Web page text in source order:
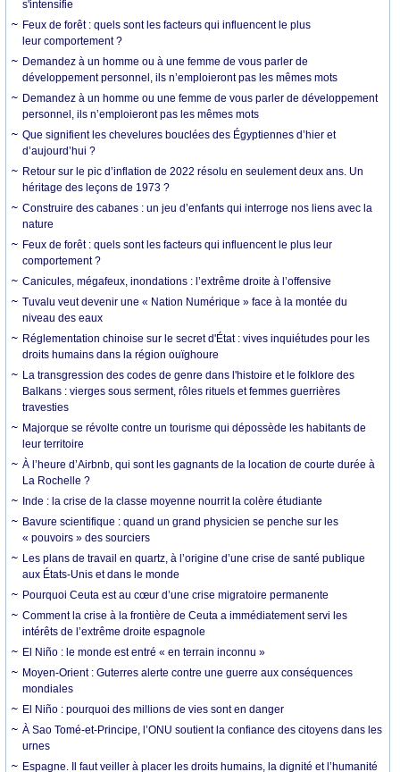
s'intensifie
Feux de forêt : quels sont les facteurs qui influencent le plus
leur comportement ?
Demandez à un homme ou à une femme de vous parler de
développement personnel, ils n’emploieront pas les mêmes mots
Demandez à un homme ou une femme de vous parler de développement
personnel, ils n’emploieront pas les mêmes mots
Que signifient les chevelures bouclées des Égyptiennes d’hier et
d’aujourd’hui ?
Retour sur le pic d’inflation de 2022 résolu en seulement deux ans. Un
héritage des leçons de 1973 ?
Construire des cabanes : un jeu d’enfants qui interroge nos liens avec la
nature
Feux de forêt : quels sont les facteurs qui influencent le plus leur
comportement ?
Canicules, mégafeux, inondations : l’extrême droite à l’offensive
Tuvalu veut devenir une « Nation Numérique » face à la montée du
niveau des eaux
Réglementation chinoise sur le secret d'État : vives inquiétudes pour les
droits humains dans la région ouïghoure
La transgression des codes de genre dans l'histoire et le folklore des
Balkans : vierges sous serment, rôles rituels et femmes guerrières
travesties
Majorque se révolte contre un tourisme qui dépossède les habitants de
leur territoire
À l’heure d’Airbnb, qui sont les gagnants de la location de courte durée à
La Rochelle ?
Inde : la crise de la classe moyenne nourrit la colère étudiante
Bavure scientifique : quand un grand physicien se penche sur les
« pouvoirs » des sourciers
Les plans de travail en quartz, à l’origine d’une crise de santé publique
aux États-Unis et dans le monde
Pourquoi Ceuta est au cœur d’une crise migratoire permanente
Comment la crise à la frontière de Ceuta a immédiatement servi les
intérêts de l’extrême droite espagnole
El Niño : le monde est entré « en terrain inconnu »
Moyen-Orient : Guterres alerte contre une guerre aux conséquences
mondiales
El Niño : pourquoi des millions de vies sont en danger
À Sao Tomé-et-Principe, l’ONU soutient la confiance des citoyens dans les
urnes
Espagne. Il faut veiller à placer les droits humains, la dignité et l’humanité